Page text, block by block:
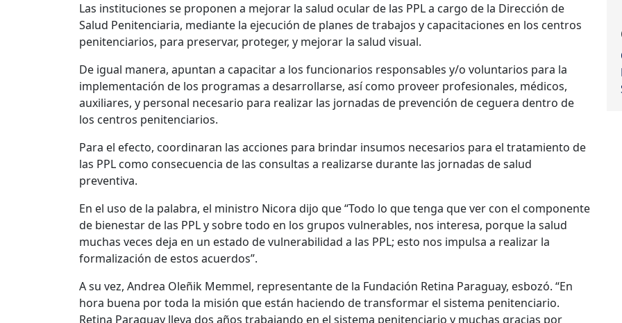
Las instituciones se proponen a mejorar la salud ocular de las PPL a cargo de la Dirección de
Salud Penitenciaria, mediante la ejecución de planes de trabajos y capacitaciones en los centros
penitenciarios, para preservar, proteger, y mejorar la salud visual.
De igual manera, apuntan a capacitar a los funcionarios responsables y/o voluntarios para la
implementación de los programas a desarrollarse, así como proveer profesionales, médicos,
auxiliares, y personal necesario para realizar las jornadas de prevención de ceguera dentro de
los centros penitenciarios.
Para el efecto, coordinaran las acciones para brindar insumos necesarios para el tratamiento de
las PPL como consecuencia de las consultas a realizarse durante las jornadas de salud
preventiva.
En el uso de la palabra, el ministro Nicora dijo que “Todo lo que tenga que ver con el componente
de bienestar de las PPL y sobre todo en los grupos vulnerables, nos interesa, porque la salud
muchas veces deja en un estado de vulnerabilidad a las PPL; esto nos impulsa a realizar la
formalización de estos acuerdos”.
A su vez, Andrea Oleñik Memmel, representante de la Fundación Retina Paraguay, esbozó. “En
hora buena por toda la misión que están haciendo de transformar el sistema penitenciario.
Retina Paraguay lleva dos años trabajando en el sistema penitenciario y muchas gracias por